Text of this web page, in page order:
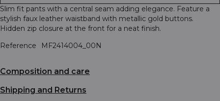
Slim fit pants with a central seam adding elegance. Feature a
stylish faux leather waistband with metallic gold buttons.
Hidden zip closure at the front for a neat finish.
Reference
MF2414004_00N
Composition and care
Shipping and Returns